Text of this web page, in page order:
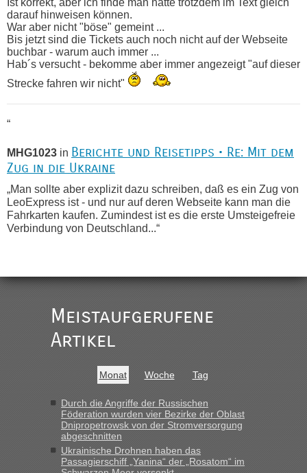
Ist korrekt, aber ich finde man hätte trotzdem im Text gleich
darauf hinweisen können.
War aber nicht "böse" gemeint ...
Bis jetzt sind die Tickets auch noch nicht auf der Webseite
buchbar - warum auch immer ...
Hab´s versucht - bekomme aber immer angezeigt "auf dieser
Strecke fahren wir nicht"
“
MHG1023 in Berichte und Reisetipps • Re: Mit dem
Zug in die Ukraine
„Man sollte aber explizit dazu schreiben, daß es ein Zug von
LeoExpress ist - und nur auf deren Webseite kann man die
Fahrkarten kaufen. Zumindest ist es die erste Umsteigefreie
Verbindung von Deutschland...“
gab es keine Probleme“
inRecht, Visa und Dokumente • Re: Seit
Anfang des Jahres haben die Zollbeamten
Verstöße im Wert von fast 11 Milliarden
„Am besten wäre natürlich, wenn die Frau mit dabei ist.
Alleinreisende Männer stehen schließlich immer unter
Recht, Visa und Dokumente • Re: Seit
Meistaufgerufene
Artikel
Monat Woche Tag
Durch die Angriffe der Russischen
Föderation wurden vier Bezirke der Oblast
Dnipropetrowsk von der Stromversorgung
abgeschnitten
Ukrainische Drohnen haben das
Passagierschiff „Yanina“ der „Rosatom“ im